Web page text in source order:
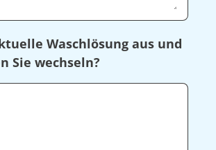
Waschlösung aus und
Sie wechseln?